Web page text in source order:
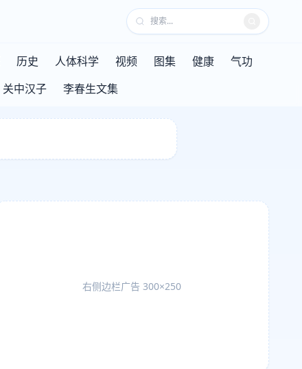
历史 人体科学 视频 图集 健康
气功
关中汉子 李春生文集
右侧边栏广告 300×250